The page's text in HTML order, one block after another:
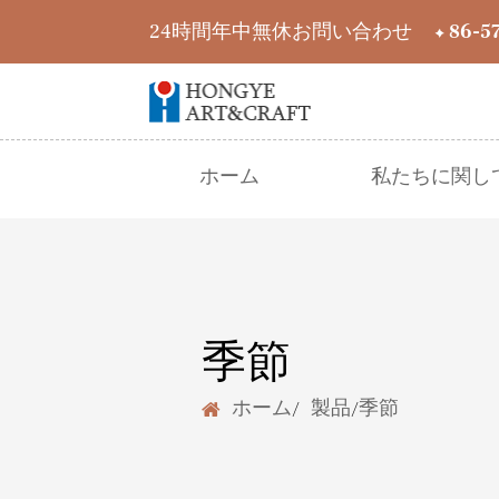
24時間年中無休お問い合わせ + 86-
ホーム 私たちに関し
季節
ホーム/ 製品/季節